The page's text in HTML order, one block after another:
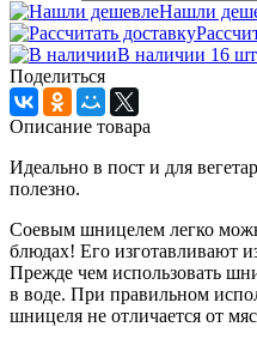
Нашли
В наличии 16 шт
Поделиться
Описание товара
Идеально в пост и для
полезно.
Соевым шницелем легко
блюдах! Его изготавливают
Прежде чем использовать
в воде. При правильном
шницеля не отличается от